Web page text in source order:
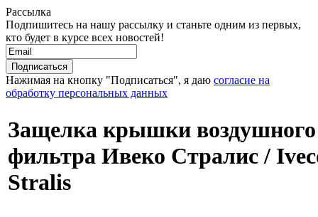
Рассылка
Подпишитесь на нашу рассылку и станьте одним из первых,
кто будет в курсе всех новостей!
Нажимая на кнопку "Подписаться", я даю согласие на
обработку персональных данных
Защелка крышки воздушного
фильтра Ивеко Стралис /
Stralis